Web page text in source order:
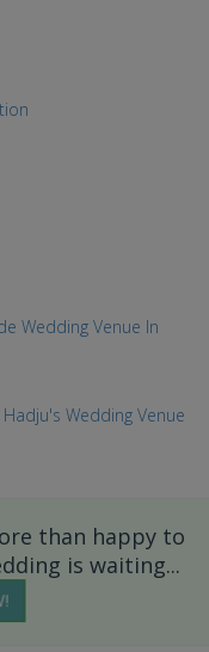
Wedding Venue In
Wedding Venue
than happy to
is waiting...